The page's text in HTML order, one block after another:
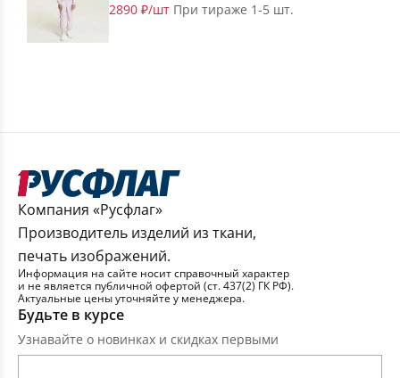
2890 ₽/шт При тираже 1-5 шт.
Компания «Русфлаг»
Производитель изделий из ткани,
печать изображений.
Информация на сайте носит справочный характер
и не является публичной офертой (ст. 437(2) ГК РФ).
Актуальные цены уточняйте у менеджера.
Будьте в курсе
Узнавайте о новинках и скидках первыми